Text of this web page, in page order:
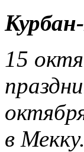
15
в Мекку.